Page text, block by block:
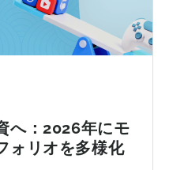
へ：2026年にモ
ォリオを多様化